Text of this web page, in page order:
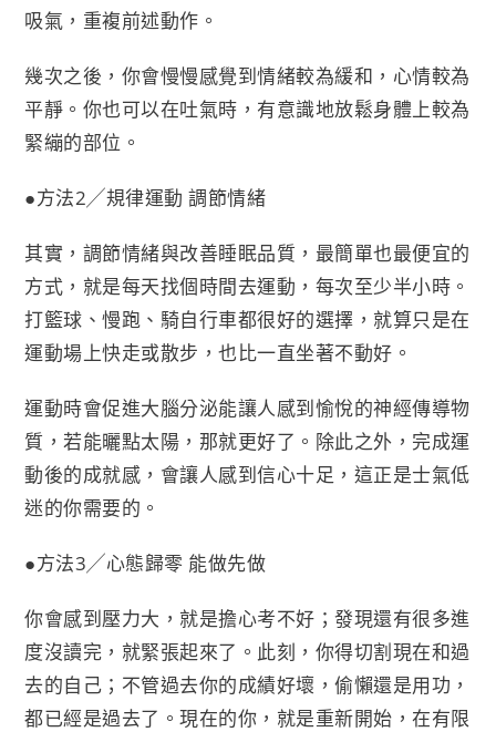
吸氣，重複前述動作。
幾次之後，你會慢慢感覺到情緒較為緩和，心情較為
平靜。你也可以在吐氣時，有意識地放鬆身體上較為
緊繃的部位。
●方法2╱規律運動 調節情緒
其實，調節情緒與改善睡眠品質，最簡單也最便宜的
方式，就是每天找個時間去運動，每次至少半小時。
打籃球、慢跑、騎自行車都很好的選擇，就算只是在
運動場上快走或散步，也比一直坐著不動好。
運動時會促進大腦分泌能讓人感到愉悅的神經傳導物
質，若能曬點太陽，那就更好了。除此之外，完成運
動後的成就感，會讓人感到信心十足，這正是士氣低
迷的你需要的。
●方法3╱心態歸零 能做先做
你會感到壓力大，就是擔心考不好；發現還有很多進
度沒讀完，就緊張起來了。此刻，你得切割現在和過
去的自己；不管過去你的成績好壞，偷懶還是用功，
都已經是過去了。現在的你，就是重新開始，在有限